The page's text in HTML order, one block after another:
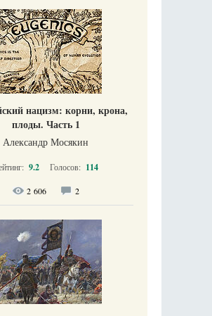
нацизм: корни, крона,
плоды. Часть 1
Александр Мосякин
9.2 Голосов: 114
2 606 2